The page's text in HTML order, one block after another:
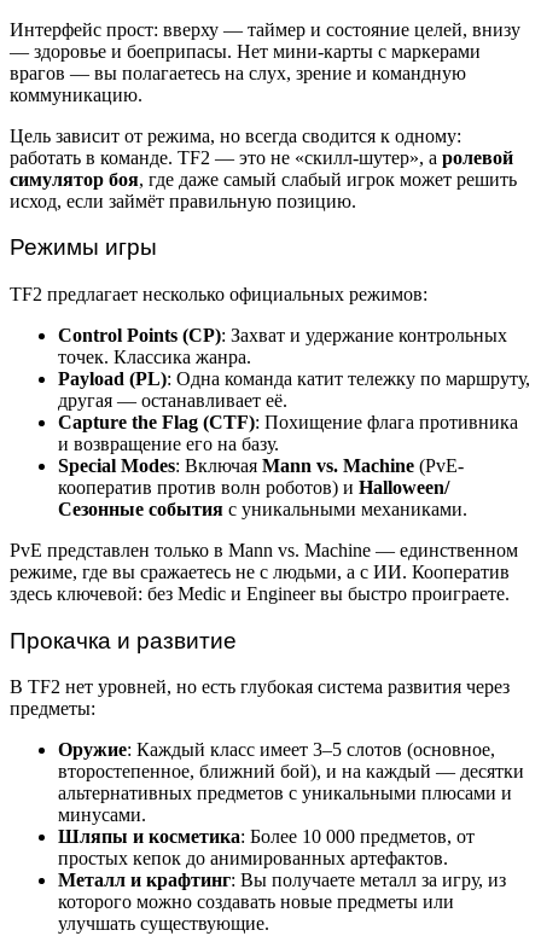
Интерфейс прост: вверху — таймер и состояние целей, внизу
— здоровье и боеприпасы. Нет мини-карты с маркерами
врагов — вы полагаетесь на слух, зрение и командную
коммуникацию.
Цель зависит от режима, но всегда сводится к одному:
работать в команде. TF2 — это не «скилл-шутер», а ролевой
симулятор боя, где даже самый слабый игрок может решить
исход, если займёт правильную позицию.
Режимы игры
TF2 предлагает несколько официальных режимов:
Control Points (CP): Захват и удержание контрольных
точек. Классика жанра.
Payload (PL): Одна команда катит тележку по маршруту,
другая — останавливает её.
Capture the Flag (CTF): Похищение флага противника
и возвращение его на базу.
Special Modes: Включая Mann vs. Machine (PvE-
кооператив против волн роботов) и Halloween/
Сезонные события с уникальными механиками.
PvE представлен только в Mann vs. Machine — единственном
режиме, где вы сражаетесь не с людьми, а с ИИ. Кооператив
здесь ключевой: без Medic и Engineer вы быстро проиграете.
Прокачка и развитие
В TF2 нет уровней, но есть глубокая система развития через
предметы:
Оружие: Каждый класс имеет 3–5 слотов (основное,
второстепенное, ближний бой), и на каждый — десятки
альтернативных предметов с уникальными плюсами и
минусами.
Шляпы и косметика: Более 10 000 предметов, от
простых кепок до анимированных артефактов.
Металл и крафтинг: Вы получаете металл за игру, из
которого можно создавать новые предметы или
улучшать существующие.